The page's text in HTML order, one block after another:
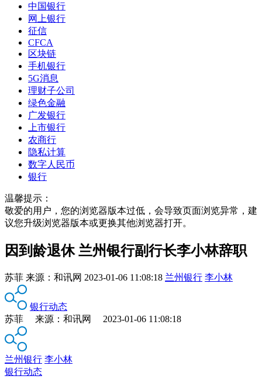
中国银行
网上银行
征信
CFCA
区块链
手机银行
5G消息
理财子公司
绿色金融
广发银行
上市银行
农商行
隐私计算
数字人民币
银行
温馨提示：
敬爱的用户，您的浏览器版本过低，会导致页面浏览异常，建
议您升级浏览器版本或更换其他浏览器打开。
因到龄退休 兰州银行副行长李小林辞职
苏菲 来源： 和讯网 2023-01-06 11:08:18 兰州银行 李小林
银行动态
苏菲 来源：和讯网 2023-01-06 11:08:18
兰州银行 李小林
银行动态